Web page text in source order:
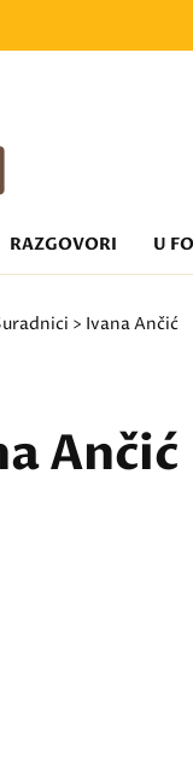
RAZGOVORI U
> Ivana Ančić
Ančić